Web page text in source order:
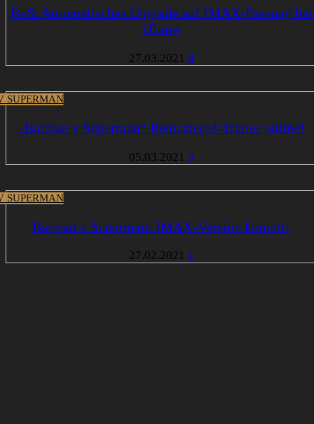
BvS: Automatisches Upgrade auf IMAX-Fassung bei
iTunes
27.03.2021 8
SUPERMAN
„Batman v Superman“ Remastered-Trailer online!
05.03.2021 5
SUPERMAN
Batman v Superman: IMAX-Version kommt!
27.02.2021 1